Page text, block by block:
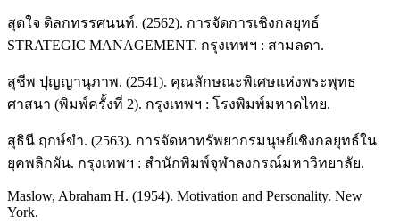
สุดใจ ดิลกทรรศนนท์. (2562). การจัดการเชิงกลยุทธ์
STRATEGIC MANAGEMENT. กรุงเทพฯ : สามลดา.
สุชีพ ปุญญานุภาพ. (2541). คุณลักษณะพิเศษแห่งพระพุทธ
ศาสนา (พิมพ์ครั้งที่ 2). กรุงเทพฯ : โรงพิมพ์มหาดไทย.
สุธินี ฤกษ์ขำ. (2563). การจัดหาทรัพยากรมนุษย์เชิงกลยุทธ์ใน
ยุคพลิกผัน. กรุงเทพฯ : สำนักพิมพ์จุฬาลงกรณ์มหาวิทยาลัย.
Maslow, Abraham H. (1954). Motivation and Personality. New
York.